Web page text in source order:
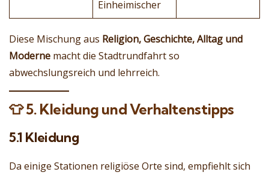
Einheimischer
Diese Mischung aus Religion, Geschichte, Alltag und
Moderne macht die Stadtrundfahrt so
abwechslungsreich und lehrreich.
👕5. Kleidung und Verhaltenstipps
5.1 Kleidung
Da einige Stationen religiöse Orte sind, empfiehlt sich